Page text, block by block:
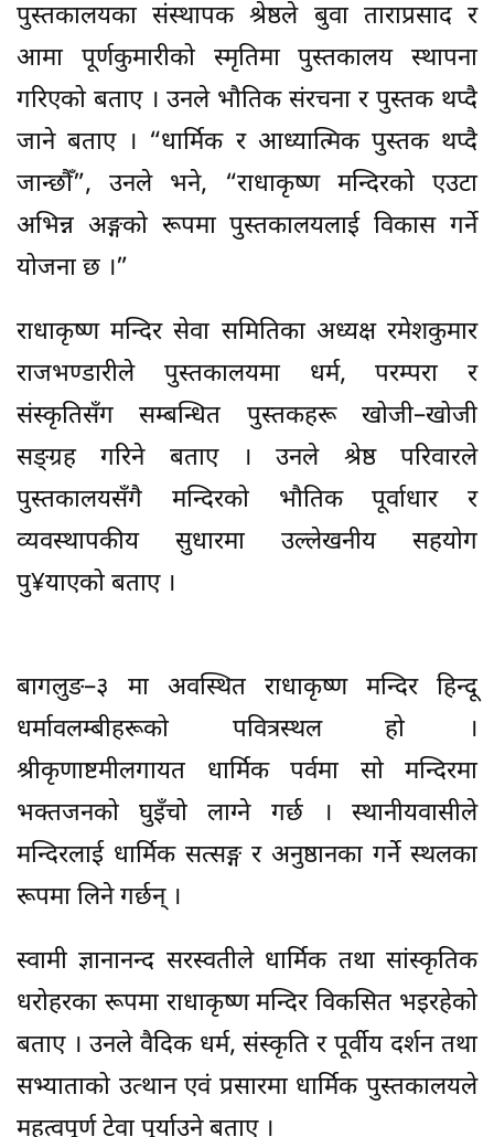
पुस्तकालयका संस्थापक श्रेष्ठले बुवा ताराप्रसाद र
आमा पूर्णकुमारीको स्मृतिमा पुस्तकालय स्थापना
गरिएको बताए । उनले भौतिक संरचना र पुस्तक थप्दै
जाने बताए । “धार्मिक र आध्यात्मिक पुस्तक थप्दै
जान्छौँ”, उनले भने, “राधाकृष्ण मन्दिरको एउटा
अभिन्न अङ्गको रूपमा पुस्तकालयलाई विकास गर्ने
योजना छ ।”
राधाकृष्ण मन्दिर सेवा समितिका अध्यक्ष रमेशकुमार
राजभण्डारीले पुस्तकालयमा धर्म, परम्परा र
संस्कृतिसँग सम्बन्धित पुस्तकहरू खोजी–खोजी
सङ्ग्रह गरिने बताए । उनले श्रेष्ठ परिवारले
पुस्तकालयसँगै मन्दिरको भौतिक पूर्वाधार र
व्यवस्थापकीय सुधारमा उल्लेखनीय सहयोग
पु¥याएको बताए ।
बागलुङ–३ मा अवस्थित राधाकृष्ण मन्दिर हिन्दू
धर्मावलम्बीहरूको पवित्रस्थल हो ।
श्रीकृणाष्टमीलगायत धार्मिक पर्वमा सो मन्दिरमा
भक्तजनको घुइँचो लाग्ने गर्छ । स्थानीयवासीले
मन्दिरलाई धार्मिक सत्सङ्ग र अनुष्ठानका गर्ने स्थलका
रूपमा लिने गर्छन् ।
स्वामी ज्ञानानन्द सरस्वतीले धार्मिक तथा सांस्कृतिक
धरोहरका रूपमा राधाकृष्ण मन्दिर विकसित भइरहेको
बताए । उनले वैदिक धर्म, संस्कृति र पूर्वीय दर्शन तथा
सभ्याताको उत्थान एवं प्रसारमा धार्मिक पुस्तकालयले
महत्वपूर्ण टेवा पुर्याउने बताए ।